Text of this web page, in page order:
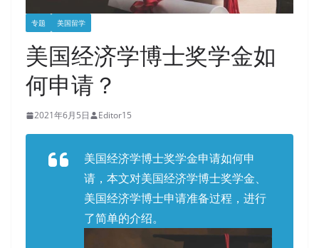
专题 美国留学
美国经济学博士奖学金如
何申请？
2021年6月5日 Editor15
美国经济学博士奖学金申请如何申
请，本文对美国经济学博士奖学金、
美国经济学博士申请准备过程，进行
了简单的介绍。